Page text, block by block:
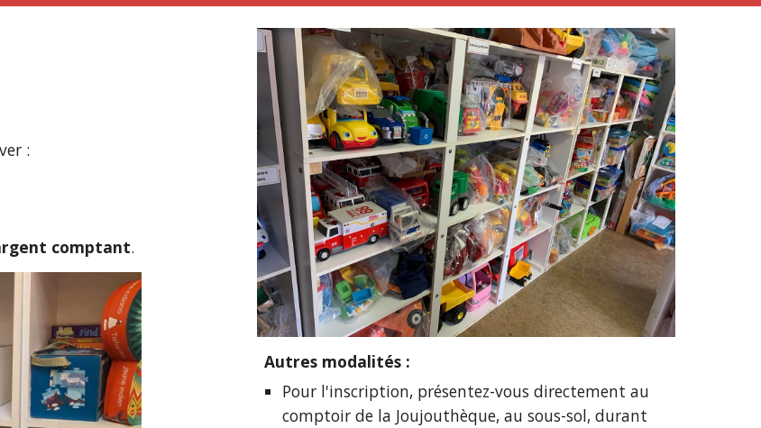
:
comptant.
Autres modalités :
Pour l'inscription, présentez-vous directement au
comptoir de la Joujouthèque, au sous-sol, durant